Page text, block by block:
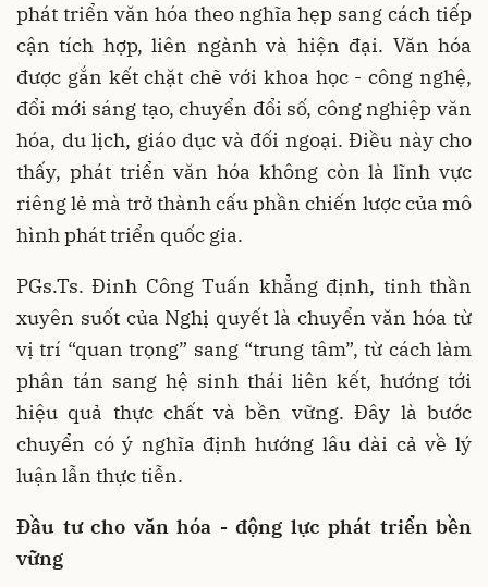
phát triển văn hóa theo nghĩa hẹp sang cách tiếp
cận tích hợp, liên ngành và hiện đại. Văn hóa
được gắn kết chặt chẽ với khoa học - công nghệ,
đổi mới sáng tạo, chuyển đổi số, công nghiệp văn
hóa, du lịch, giáo dục và đối ngoại. Điều này cho
thấy, phát triển văn hóa không còn là lĩnh vực
riêng lẻ mà trở thành cấu phần chiến lược của mô
hình phát triển quốc gia.
PGs.Ts. Đinh Công Tuấn khẳng định, tinh thần
xuyên suốt của Nghị quyết là chuyển văn hóa từ
vị trí “quan trọng” sang “trung tâm”, từ cách làm
phân tán sang hệ sinh thái liên kết, hướng tới
hiệu quả thực chất và bền vững. Đây là bước
chuyển có ý nghĩa định hướng lâu dài cả về lý
luận lẫn thực tiễn.
Đầu tư cho văn hóa - động lực phát triển bền
vững